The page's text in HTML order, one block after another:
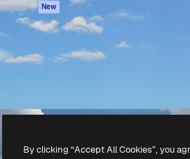
Agentes New
API
Todas as
confiabilidade
Afiliados
Todos os direitos reservados.
By clicking “Accept All Cookies”, you